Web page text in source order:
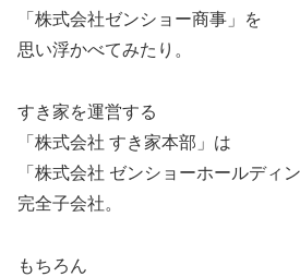
「株式会社ゼンショー商事」を
思い浮かべてみたり。
すき家を運営する
「株式会社 すき家本部」は
「株式会社 ゼンショーホールディ
完全子会社。
もちろん